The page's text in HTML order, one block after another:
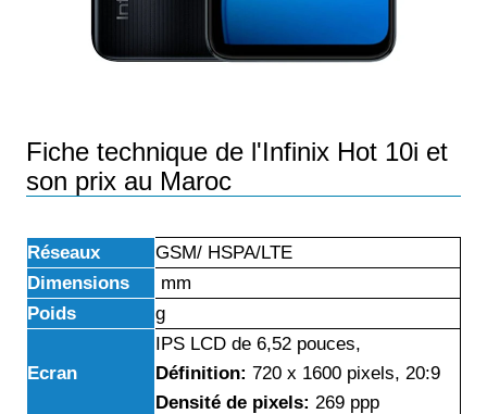
Fiche technique de l'Infinix Hot 10i et
son prix au Maroc
Réseaux
GSM/ HSPA/LTE
Dimensions
mm
Poids
g
Ecran
IPS LCD de 6,52 pouces,
Définition: 720 x 1600 pixels, 20:9
Densité de pixels: 269 ppp